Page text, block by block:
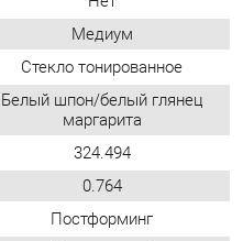
324.494
0.764
Постформинг
Современный
Нет
своим мнением.